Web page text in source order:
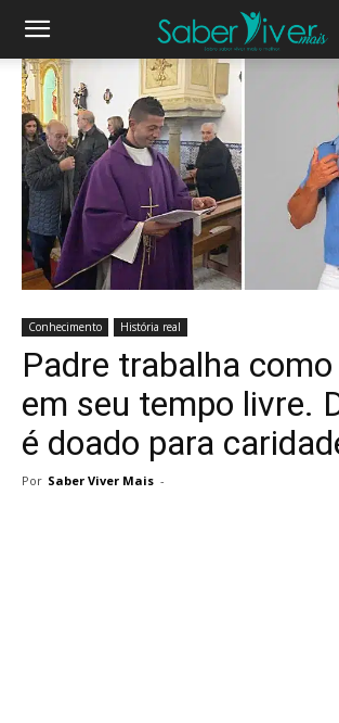
Conhecimento História real
Padre trabalha
em seu tempo livre.
é doado para
Por Saber Viver Mais -